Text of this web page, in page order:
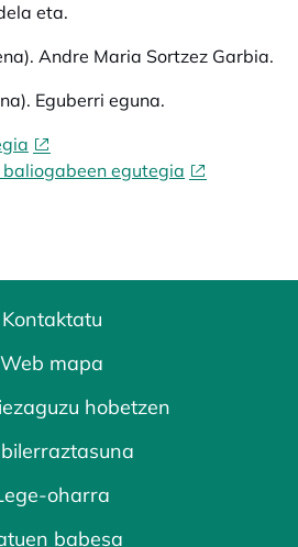
eta.
Andre Maria Sortzez Garbia.
Eguberri eguna.
egutegia
Kontaktatu
Web mapa
hobetzen
oharra
babesa